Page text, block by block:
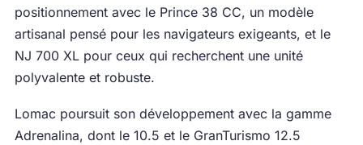
positionnement avec le Prince 38 CC, un modèle
artisanal pensé pour les navigateurs exigeants, et le
NJ 700 XL pour ceux qui recherchent une unité
polyvalente et robuste.
Lomac poursuit son développement avec la gamme
Adrenalina, dont le 10.5 et le GranTurismo 12.5